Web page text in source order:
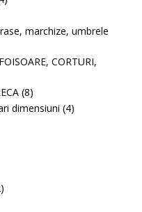
marchize, umbrele
CORTURI,
(8)
dimensiuni (4)